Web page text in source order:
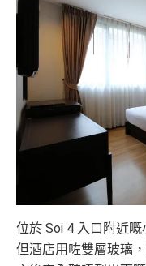
位於 Soi 4 入口附近
但酒店用咗雙層玻璃